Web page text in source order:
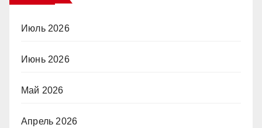
Июль 2026
Июнь 2026
Май 2026
Апрель 2026